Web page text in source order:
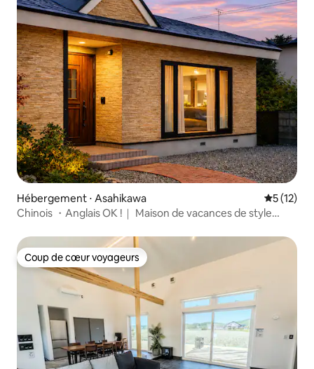
Hébergement ⋅ Asahikawa
5 (12)
Chinois ・Anglais OK !｜ Maison de vacances de style
réversible dans toutes les pièces｜Jardin｜Parking gratuit
Coup de cœur voyageurs
Coup de cœur voyageurs